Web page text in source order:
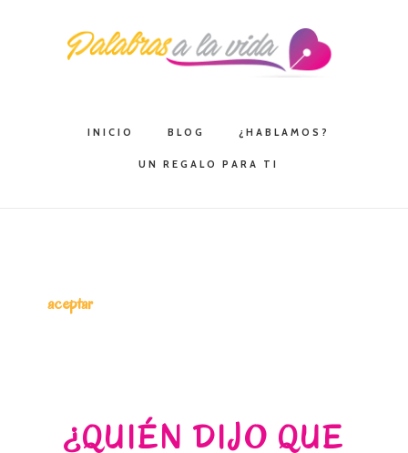
contenido
INICIO BLOG ¿HABLAMOS?
UN REGALO PARA TI
aceptar
¿QUIÉN DIJO QUE